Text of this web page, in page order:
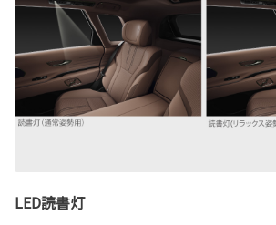
LED読書灯